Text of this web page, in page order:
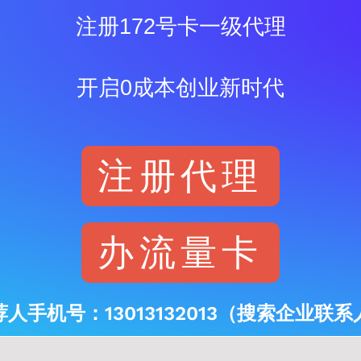
注册172号卡一级代理
开启0成本创业新时代
注册代理
办流量卡
人手机号：13013132013（搜索企业联系